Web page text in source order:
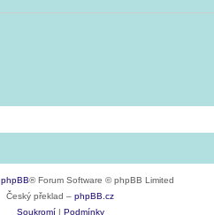
phpBB® Forum Software © phpBB Limited
Český překlad – phpBB.cz
Soukromí| Podmínky